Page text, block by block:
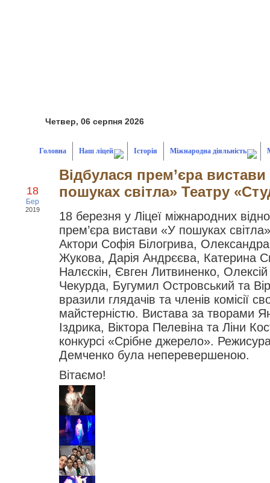
Четвер, 06 серпня 2026
Головна Наш ліцей Історія Міжнародна діяльність
18
Бер
2019
Відбулася прем’єра вистави
пошуках світла» Театру
18 березня у Ліцеї міжнародних
прем’єра вистави «У пошуках
Актори Софія Білогрива,
Жукова, Дарія Андрєєва, Катерина
Налєскін, Євген Литвиненко,
Чекурда, Бугумил Островський та
вразили глядачів та членів комісії
майстерністю. Вистава за творами
Іздрика, Віктора Пелевіна та Ліни
конкурсі «Срібне джерело».
Демченко була неперевершеною.
Вітаємо!